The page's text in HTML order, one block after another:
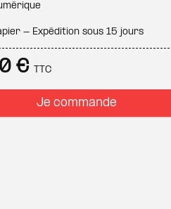
- Expédition sous 15 jours
€ TTC